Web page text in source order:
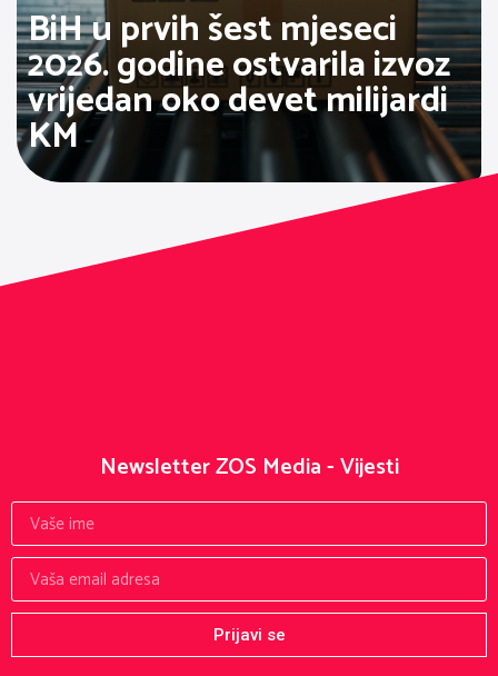
BiH u prvih šest mjeseci
2026. godine ostvarila izvoz
vrijedan oko devet milijardi
KM
Newsletter ZOS Media - Vijesti
Prijavi se